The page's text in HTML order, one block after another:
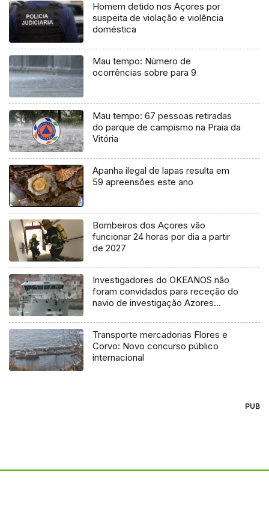
Homem detido nos Açores por
suspeita de violação e violência
doméstica
Mau tempo: Número de
ocorrências sobre para 9
Mau tempo: 67 pessoas retiradas
do parque de campismo na Praia da
Vitória
Apanha ilegal de lapas resulta em
59 apreensões este ano
Bombeiros dos Açores vão
funcionar 24 horas por dia a partir
de 2027
Investigadores do OKEANOS não
foram convidados para receção do
navio de investigação Azores
Transporte mercadorias Flores e
Corvo: Novo concurso público
internacional
PUB